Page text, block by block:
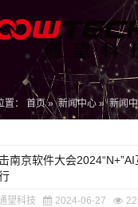
置：首页»新闻中心 »新闻
南京软件大会
望科技 2024-06-27